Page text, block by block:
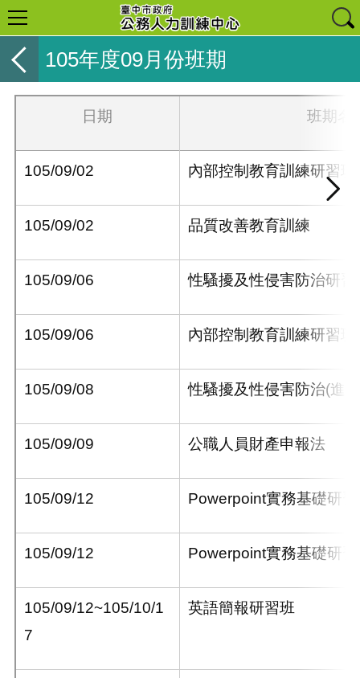
105年度09月份班期
日期 班期名
105/09/02 內部控制教育訓練研習班
105/09/02 品質改善教育訓練
105/09/06 性騷擾及性侵害防治研習
105/09/06 內部控制教育訓練研習班
105/09/08 性騷擾及性侵害防治(進階
105/09/09 公職人員財產申報法
105/09/12 Powerpoint實務基礎研
105/09/12 Powerpoint實務基礎研
105/09/12~105/10/1
7
英語簡報研習班